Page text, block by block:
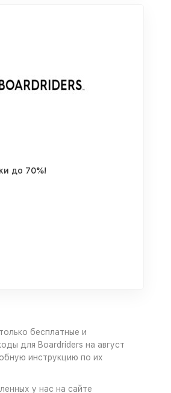
до 70%!
бесплатные и
для Boardriders на август
инструкцию по их
у нас на сайте